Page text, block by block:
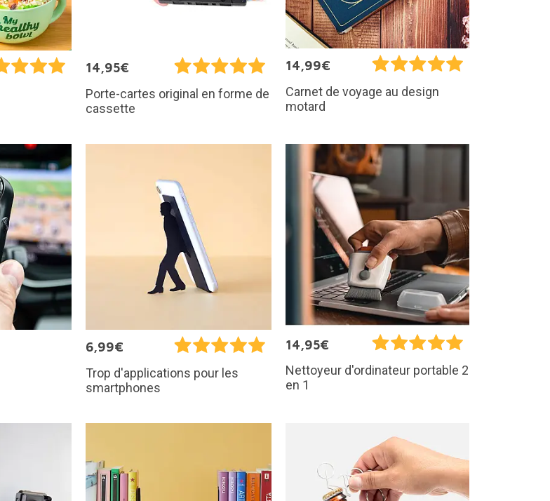
14,95€
Porte-cartes original en forme de
cassette
14,99€
Carnet de voyage au design
motard
6,99€
Trop d'applications pour les
smartphones
14,95€
Nettoyeur d'ordinateur portable 2
en 1